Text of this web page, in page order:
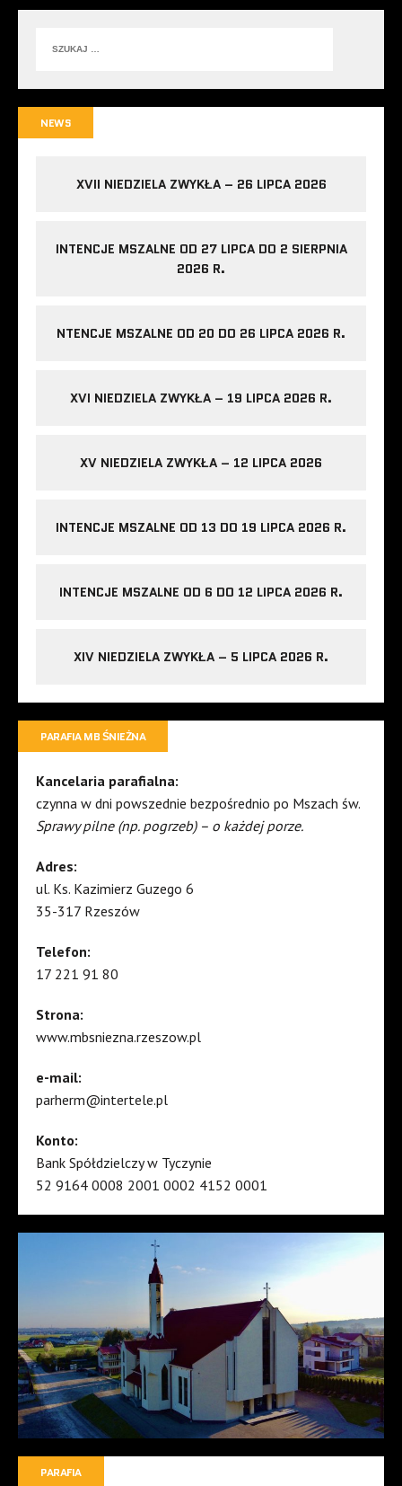
NEWS
XVII NIEDZIELA ZWYKŁA – 26 LIPCA 2026
INTENCJE MSZALNE OD 27 LIPCA DO 2 SIERPNIA
2026 R.
NTENCJE MSZALNE OD 20 DO 26 LIPCA 2026 R.
XVI NIEDZIELA ZWYKŁA – 19 LIPCA 2026 R.
XV NIEDZIELA ZWYKŁA – 12 LIPCA 2026
INTENCJE MSZALNE OD 13 DO 19 LIPCA 2026 R.
INTENCJE MSZALNE OD 6 DO 12 LIPCA 2026 R.
XIV NIEDZIELA ZWYKŁA – 5 LIPCA 2026 R.
PARAFIA MB ŚNIEŻNA
Kancelaria parafialna:
czynna w dni powszednie bezpośrednio po Mszach św.
Sprawy pilne (np. pogrzeb) – o każdej porze.
Adres:
ul. Ks. Kazimierz Guzego 6
35-317 Rzeszów
Telefon:
17 221 91 80
Strona:
www.mbsniezna.rzeszow.pl
e-mail:
parherm@intertele.pl
Konto:
Bank Spółdzielczy w Tyczynie
52 9164 0008 2001 0002 4152 0001
PARAFIA